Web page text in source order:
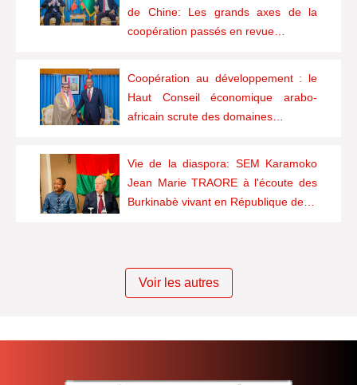
de Chine: Les grands axes de la
coopération passés en revue…
Coopération au développement : le
Haut Conseil économique arabo-
africain scrute des domaines…
Vie de la diaspora: SEM Karamoko
Jean Marie TRAORE à l'écoute des
Burkinabè vivant en République de…
Voir les autres